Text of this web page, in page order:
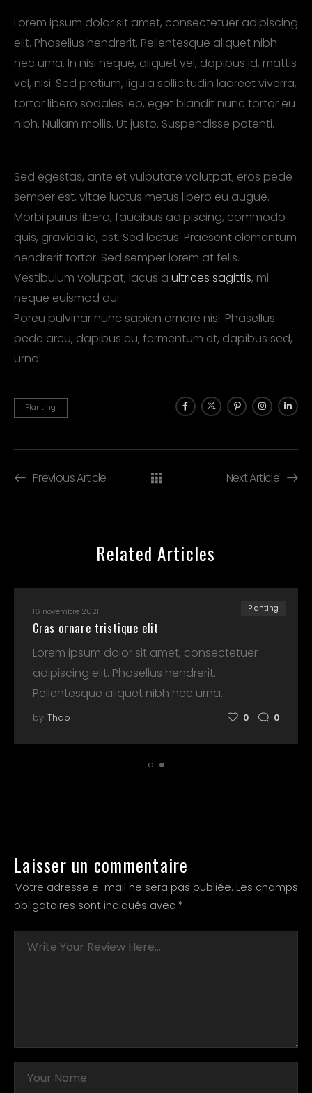
Lorem ipsum dolor sit amet, consectetuer adipiscing
elit. Phasellus hendrerit. Pellentesque aliquet nibh
nec urna. In nisi neque, aliquet vel, dapibus id, mattis
vel, nisi. Sed pretium, ligula sollicitudin laoreet viverra,
tortor libero sodales leo, eget blandit nunc tortor eu
nibh. Nullam mollis. Ut justo. Suspendisse potenti.
Sed egestas, ante et vulputate volutpat, eros pede
semper est, vitae luctus metus libero eu augue.
Morbi purus libero, faucibus adipiscing, commodo
quis, gravida id, est. Sed lectus. Praesent elementum
hendrerit tortor. Sed semper lorem at felis.
Vestibulum volutpat, lacus a ultrices sagittis, mi
neque euismod dui.
Poreu pulvinar nunc sapien ornare nisl. Phasellus
pede arcu, dapibus eu, fermentum et, dapibus sed,
urna.
Planting
Previous Article Next Article
Related Articles
16 novembre 2021 Planting
Cras ornare tristique elit
Lorem ipsum dolor sit amet, consectetuer
adipiscing elit. Phasellus hendrerit.
Pellentesque aliquet nibh nec urna.…
by Thao 0 0
Laisser un commentaire
Votre adresse e-mail ne sera pas publiée. Les champs
obligatoires sont indiqués avec *